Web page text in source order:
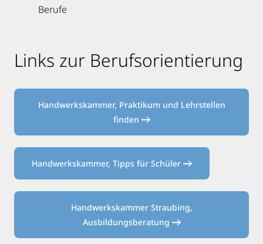
Berufe
Links zur Berufsorientierung
Handwerkskammer, Praktikum und Lehrstellen
finden
Handwerkskammer, Tipps für Schüler
Handwerkskammer Straubing,
Ausbildungsberatung